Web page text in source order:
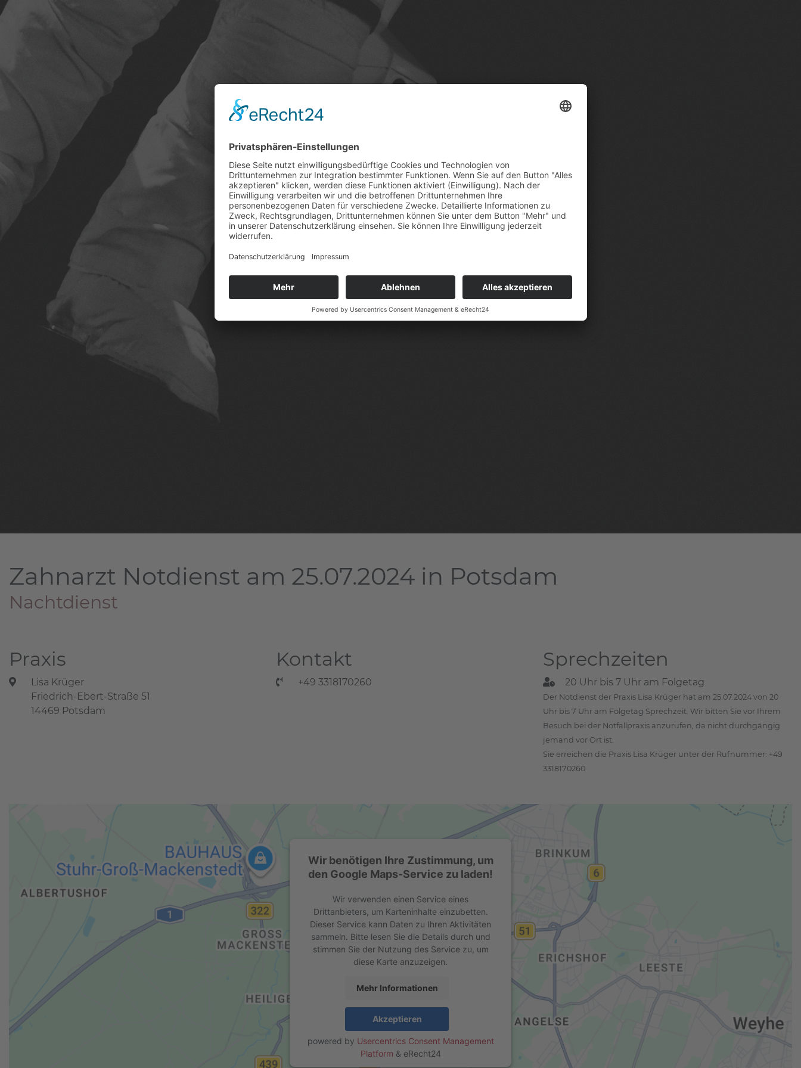
Zahnarzt Notdienst am 25.07.2024 in Potsdam
Nachtdienst
Praxis
Lisa Krüger
Friedrich-Ebert-Straße 51
14469 Potsdam
Kontakt
+49 3318170260
Sprechzeiten
20 Uhr bis 7 Uhr am Folgetag
Der Notdienst der Praxis Lisa Krüger hat am 25.07.2024 von 20
Uhr bis 7 Uhr am Folgetag Sprechzeit. Wir bitten Sie vor Ihrem
Besuch bei der Notfallpraxis anzurufen, da nicht durchgängig
jemand vor Ort ist.
Sie erreichen die Praxis Lisa Krüger unter der Rufnummer: +49
3318170260
Wir benötigen Ihre Zustimmung, um
den Google Maps-Service zu laden!
Wir verwenden einen Service eines
Drittanbieters, um Karteninhalte einzubetten.
Dieser Service kann Daten zu Ihren Aktivitäten
sammeln. Bitte lesen Sie die Details durch und
stimmen Sie der Nutzung des Service zu, um
diese Karte anzuzeigen.
Mehr Informationen
Akzeptieren
powered by Usercentrics Consent Management
Platform & eRecht24